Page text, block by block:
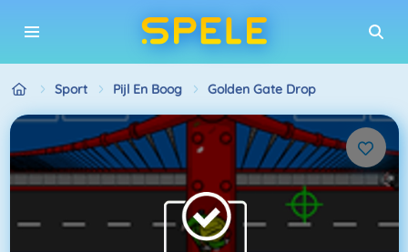
Sport Pijl En Boog Golden Gate Drop